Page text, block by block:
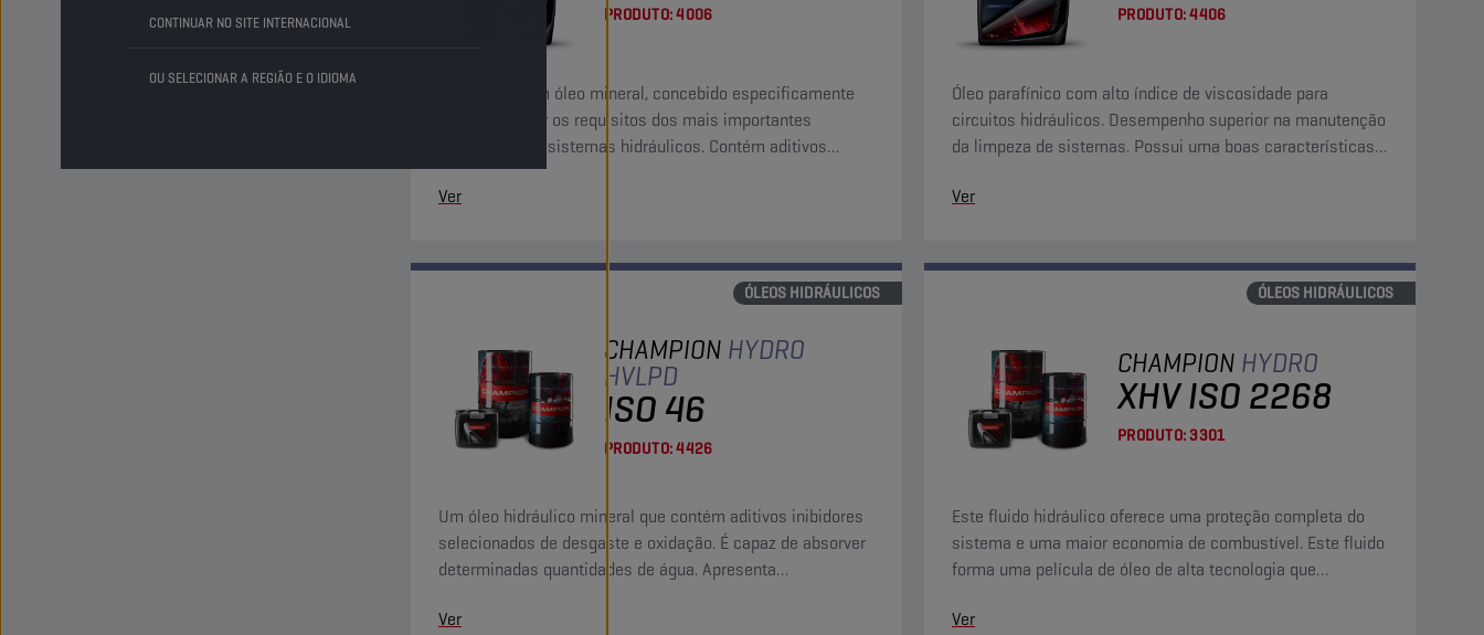
CONTINUAR NO SITE INTERNACIONAL
OU SELECIONAR A REGIÃO E O IDIOMA
PRODUTO:4006
Trata-se de um óleo mineral, concebido especificamente
para satisfazer os requisitos dos mais importantes
fabricantes de sistemas hidráulicos. Contém aditivos
antioxidantes, anticorrosão e antiespuma.
Ver
PRODUTO:4406
Óleo parafínico com alto índice de viscosidade para
circuitos hidráulicos. Desempenho superior na manutenção
da limpeza de sistemas. Possui uma boas características
Ver
ÓLEOS HIDRÁULICOS
CHAMPION HYDRO
HVLPD
ISO 46
PRODUTO:4426
Um óleo hidráulico mineral que contém aditivos inibidores
selecionados de desgaste e oxidação. É capaz de absorver
determinadas quantidades de água. Apresenta
Ver
ÓLEOS HIDRÁULICOS
CHAMPION HYDRO
XHV ISO 2268
PRODUTO:3301
Este fluido hidráulico oferece uma proteção completa do
sistema e uma maior economia de combustível. Este fluido
forma uma película de óleo de alta tecnologia que
abrasão e a corrosão.
Ver